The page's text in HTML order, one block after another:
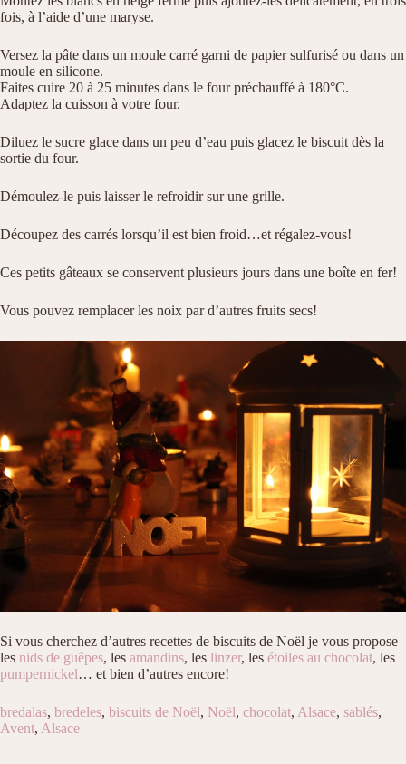
fois, à l’aide d’une maryse.
Versez la pâte dans un moule carré garni de papier sulfurisé ou dans un
moule en silicone.
Faites cuire 20 à 25 minutes dans le four préchauffé à 180°C.
Adaptez la cuisson à votre four.
Diluez le sucre glace dans un peu d’eau puis glacez le biscuit dès la
sortie du four.
Démoulez-le puis laisser le refroidir sur une grille.
Découpez des carrés lorsqu’il est bien froid…et régalez-vous!
Ces petits gâteaux se conservent plusieurs jours dans une boîte en fer!
Vous pouvez remplacer les noix par d’autres fruits secs!
Si vous cherchez d’autres recettes de biscuits de Noël je vous propose
les nids de guêpes, les amandins, les linzer, les étoiles au chocolat, les
pumpernickel… et bien d’autres encore!
bredalas, bredeles, biscuits de Noël, Noël, chocolat, Alsace, sablés,
Avent, Alsace